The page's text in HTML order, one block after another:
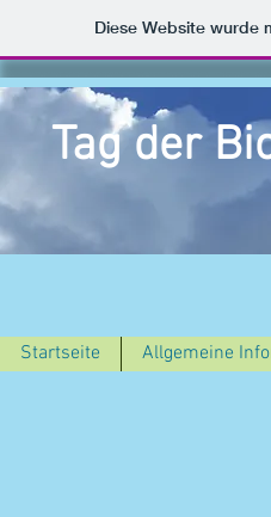
Diese Website wurde
Tag der
Startseite Allgemeine